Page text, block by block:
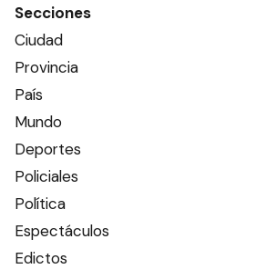
Secciones
Ciudad
Provincia
País
Mundo
Deportes
Policiales
Política
Espectáculos
Edictos